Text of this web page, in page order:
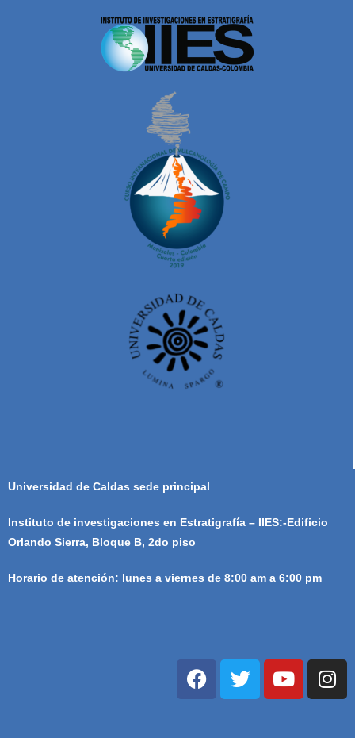
Universidad de Caldas sede principal
Instituto de investigaciones en Estratigrafía – IIES:-Edificio
Orlando Sierra, Bloque B, 2do piso
Horario de atención: lunes a viernes de 8:00 am a 6:00 pm